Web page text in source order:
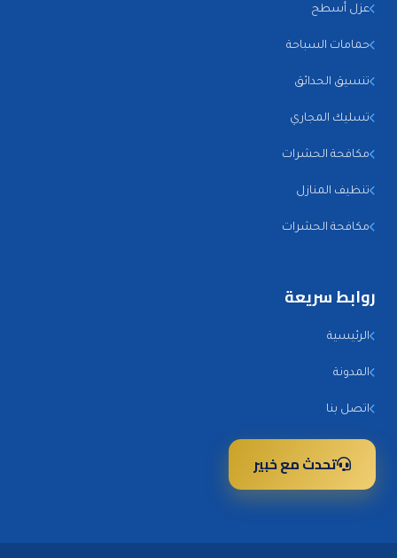
عزل أسطح
حمامات السباحة
تنسيق الحدائق
تسليك المجاري
مكافحة الحشرات
تنظيف المنازل
مكافحة الحشرات
روابط سريعة
الرئيسية
المدونة
اتصل بنا
تحدث مع خبير